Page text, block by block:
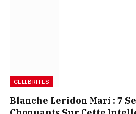
CÉLÉBRITÉS
Blanche Leridon Mari : 7